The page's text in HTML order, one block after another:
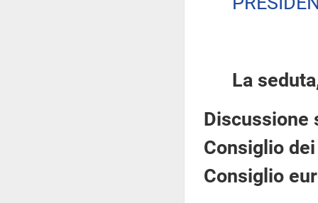
La
Discussione
Consiglio
Consiglio